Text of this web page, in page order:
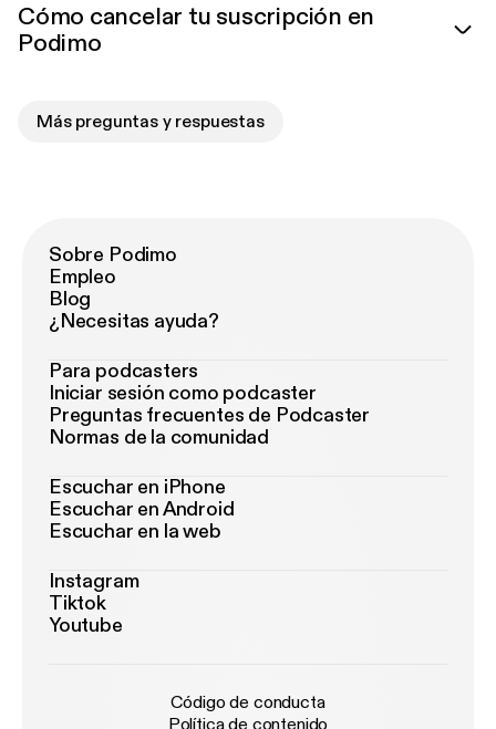
Cómo cancelar tu suscripción en
Podimo
Más preguntas y respuestas
Sobre Podimo
Empleo
Blog
¿Necesitas ayuda?
Para podcasters
Iniciar sesión como podcaster
Preguntas frecuentes de Podcaster
Normas de la comunidad
Escuchar en iPhone
Escuchar en Android
Escuchar en la web
Instagram
Tiktok
Youtube
Código de conducta
Política de contenido